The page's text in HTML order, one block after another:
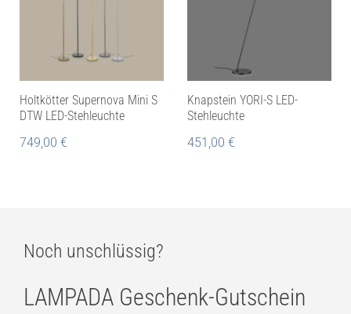
Holtkötter Supernova Mini S
DTW LED-Stehleuchte
749,00 €
Knapstein YORI-S LED-
Stehleuchte
451,00 €
Noch unschlüssig?
LAMPADA Geschenk-Gutschein